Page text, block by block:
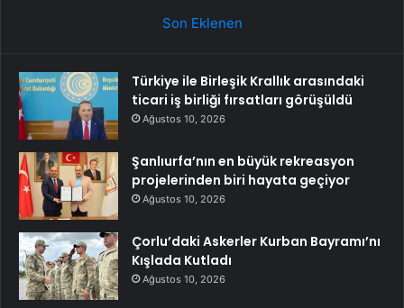
Son Eklenen
Türkiye ile Birleşik Krallık arasındaki
ticari iş birliği fırsatları görüşüldü
Ağustos 10, 2026
Şanlıurfa’nın en büyük rekreasyon
projelerinden biri hayata geçiyor
Ağustos 10, 2026
Çorlu’daki Askerler Kurban Bayramı’nı
Kışlada Kutladı
Ağustos 10, 2026